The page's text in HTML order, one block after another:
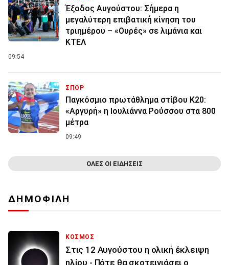
Έξοδος Αυγούστου: Σήμερα η
μεγαλύτερη επιβατική κίνηση του
τριημέρου – «Ουρές» σε λιμάνια και
ΚΤΕΛ
09:54
ΣΠΟΡ
Παγκόσμιο πρωτάθλημα στίβου Κ20:
«Αργυρή» η Ιουλιάννα Ρούσσου στα 800
μέτρα
09:49
ΟΛΕΣ ΟΙ ΕΙΔΗΣΕΙΣ
ΔΗΜΟΦΙΛΗ
ΚΟΣΜΟΣ
Στις 12 Αυγούστου η ολική έκλειψη
ηλίου - Πότε θα σκοτεινιάσει ο